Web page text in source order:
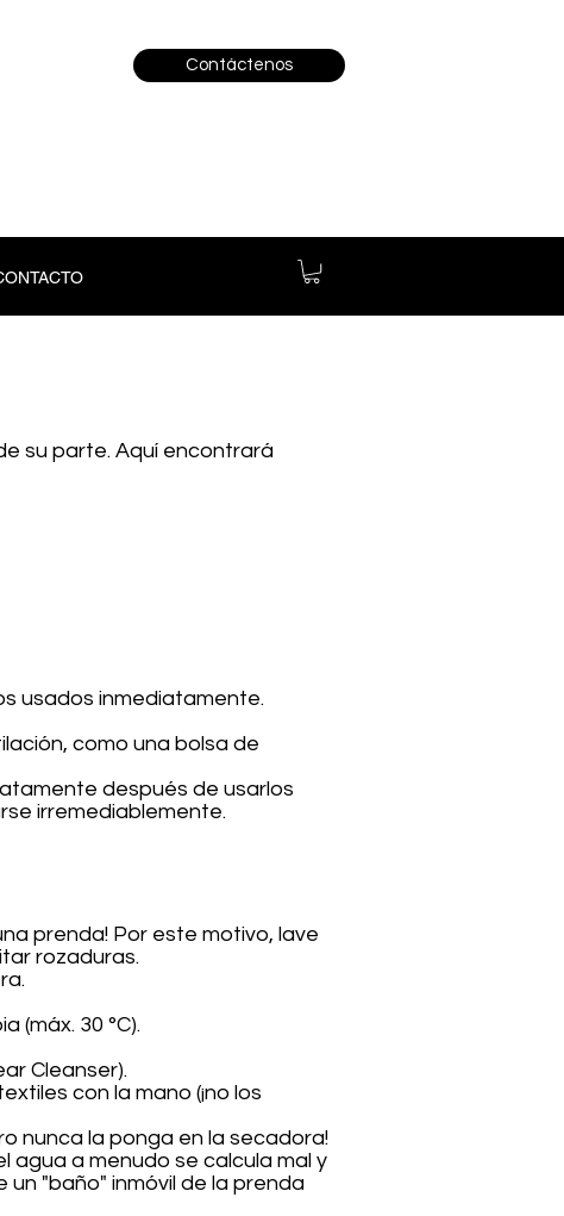
Contáctenos
su parte. Aquí encontrará
usados inmediatamente.
como una bolsa de
después de usarlos
irremediablemente.
prenda! Por este motivo, lave
rozaduras.
(máx. 30 °C).
Cleanser).
con la mano (¡no los
nunca la ponga en la secadora!
agua a menudo se calcula mal y
"baño" inmóvil de la prenda